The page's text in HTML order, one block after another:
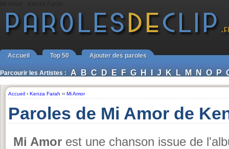
Accueil Top 50 Ajouter des paroles
Parcourir les Artistes : A B C D E F G H I J K L M N O P
Accueil › Kenza Farah ›› Mi Amor
Paroles de Mi Amor de
Mi Amor est une chanson issue de